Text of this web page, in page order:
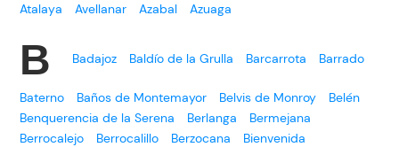
Atalaya
Avellanar Azabal Azuaga
B Badajoz Baldío de la Grulla Barcarrota Barrado
Baterno Baños de Montemayor Belvis de Monroy
Belén
Benquerencia de la Serena
Berlanga
Bermejana
Berrocalejo
Berrocalillo Berzocana
Bienvenida